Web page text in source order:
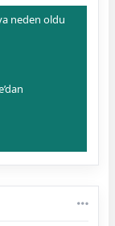
neden oldu